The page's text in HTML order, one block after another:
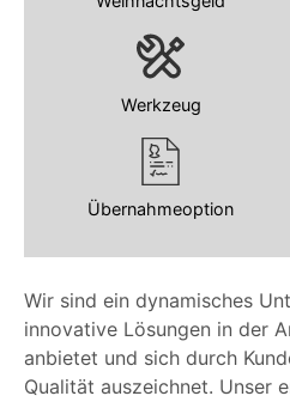
Wir sind ein dynamisches
innovative Lösungen in der
anbietet und sich durch
Qualität auszeichnet. Unser
Werkzeug
Übernahmeoption